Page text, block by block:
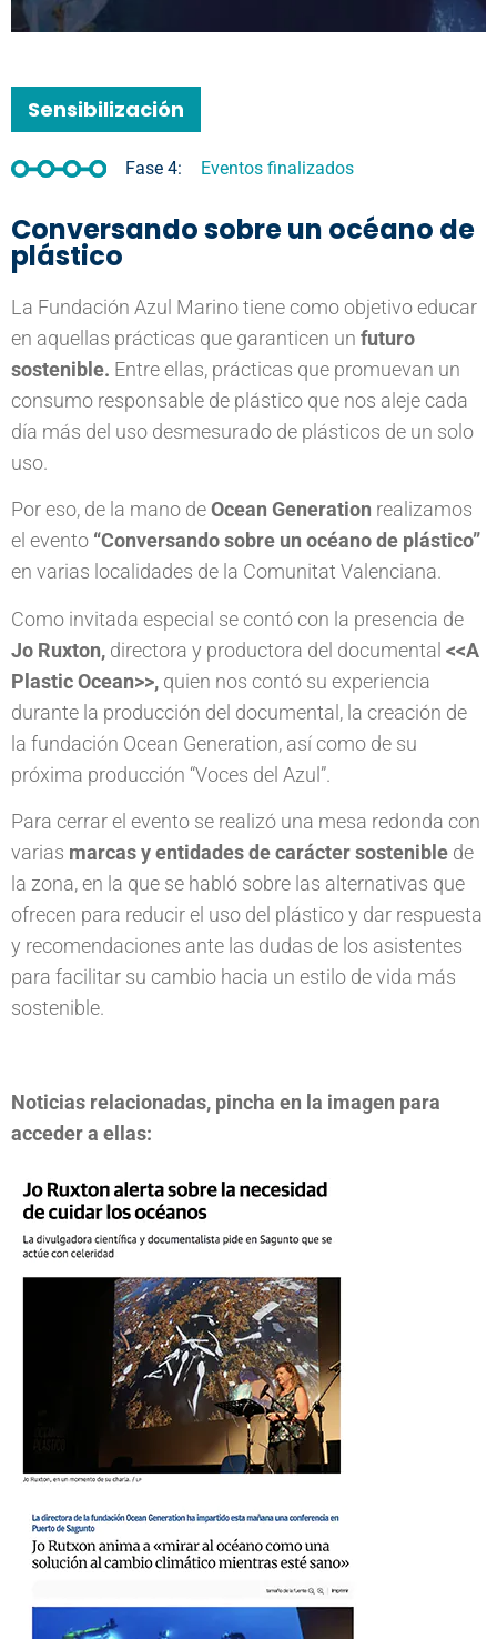
Sensibilización
Fase 4: Eventos finalizados
Conversando sobre un océano de
plástico
La Fundación Azul Marino tiene como objetivo educar
en aquellas prácticas que garanticen un futuro
sostenible. Entre ellas, prácticas que promuevan un
consumo responsable de plástico que nos aleje cada
día más del uso desmesurado de plásticos de un solo
uso.
Por eso, de la mano deOcean Generation realizamos
el evento “Conversando sobre un océano de plástico”
en varias localidades de la Comunitat Valenciana.
Como invitada especial se contó con la presencia de
Jo Ruxton, directora y productora del documental <<A
Plastic Ocean>>, quien nos contó su experiencia
durante la producción del documental, la creación de
la fundación Ocean Generation, así como de su
próxima producción “Voces del Azul”.
Para cerrar el evento se realizó una mesa redonda con
varias marcas y entidades de carácter sostenible de
la zona, en la que se habló sobre las alternativas que
ofrecen para reducir el uso del plástico y dar respuesta
y recomendaciones ante las dudas de los asistentes
para facilitar su cambio hacia un estilo de vida más
sostenible.
Noticias relacionadas, pincha en la imagen para
acceder a ellas: